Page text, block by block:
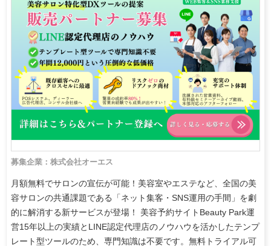
募集企業：株式会社オーエス
月額無料でサロンの宣伝が可能！美容室やエステなど、全国の美
容サロンの共通課題である「ネット集客・SNS運用の手間」を劇
的に解消する新サービスが登場！ 美容予約サイトBeauty Park運
営15年以上の実績とLINE認定代理店のノウハウを活かしたテンプ
レート型ツールのため、専門知識は不要です。無料トライアル可